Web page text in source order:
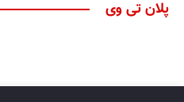
پلان تی وی